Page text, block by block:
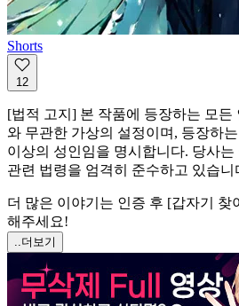
Shorts
12
[법적 고지] 본 작품에 등장하는 모든
와 무관한 가상의 설정이며, 등장하
이상의 성인임을 명시합니다. 당사는
관련 법령을 엄격히 준수하고 있습니
더 많은 이야기는 인증 후 [갑자기 찾
해주세요!
..더보기